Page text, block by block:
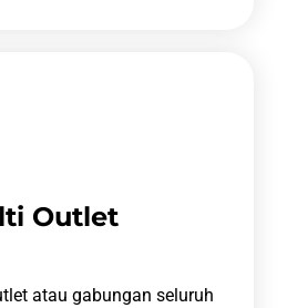
Outlet
atau gabungan seluruh